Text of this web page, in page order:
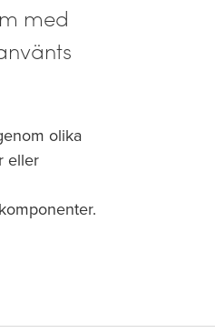
med
olika
eller